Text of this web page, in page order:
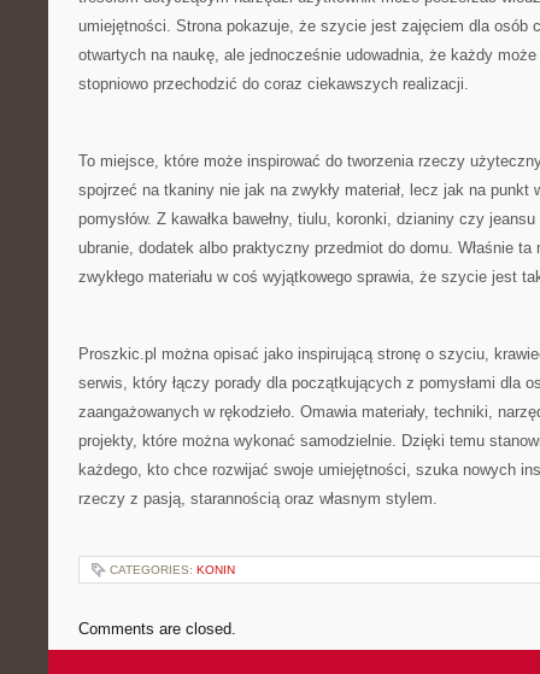
umiejętności. Strona pokazuje, że szycie jest zajęciem dla osób
otwartych na naukę, ale jednocześnie udowadnia, że każdy
stopniowo przechodzić do coraz ciekawszych realizacji.
To miejsce, które może inspirować do tworzenia rzeczy
spojrzeć na tkaniny nie jak na zwykły materiał, lecz jak na punkt
pomysłów. Z kawałka bawełny, tiulu, koronki, dzianiny czy
ubranie, dodatek albo praktyczny przedmiot do domu. Właśnie
zwykłego materiału w coś wyjątkowego sprawia, że szycie jest
Proszkic.pl można opisać jako inspirującą stronę o szyciu,
serwis, który łączy porady dla początkujących z pomysłami dla
zaangażowanych w rękodzieło. Omawia materiały, techniki,
projekty, które można wykonać samodzielnie. Dzięki temu
każdego, kto chce rozwijać swoje umiejętności, szuka nowych
rzeczy z pasją, starannością oraz własnym stylem.
CATEGORIES: KONIN
Comments are closed.